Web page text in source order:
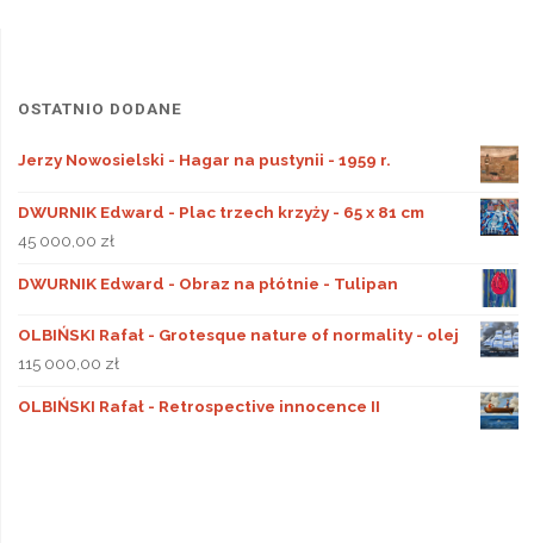
OSTATNIO DODANE
Jerzy Nowosielski - Hagar na pustynii - 1959 r.
DWURNIK Edward - Plac trzech krzyży - 65 x 81 cm
45 000,00 zł
DWURNIK Edward - Obraz na płótnie - Tulipan
OLBIŃSKI Rafał - Grotesque nature of normality - olej
115 000,00 zł
OLBIŃSKI Rafał - Retrospective innocence II